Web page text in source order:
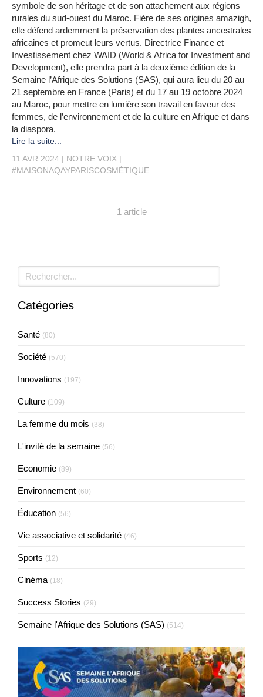
symbole de son héritage et de son attachement aux régions
rurales du sud-ouest du Maroc. Fière de ses origines amazigh,
elle défend ardemment la préservation des plantes ancestrales
africaines et promeut leurs vertus. Directrice Finance et
Investissement chez WAID (World & Africa for Investment and
Development), elle prendra part à la deuxième édition de la
Semaine l’Afrique des Solutions (SAS), qui aura lieu du 20 au
21 septembre en France (Paris) et du 17 au 19 octobre 2024
au Maroc, pour mettre en lumière son travail en faveur des
femmes, de l’environnement et de la culture en Afrique et dans
la diaspora.​​​​​​​
Lire la suite...
11 AVR 2024
NOTRE VOIX
#MAISONAQAYPARISCOSMÉTIQUE
1 article
Rechercher
Catégories
Santé (80)
Société (570)
Innovations (197)
Culture (109)
La femme du mois (38)
L'invité de la semaine (56)
Economie (89)
Environnement (60)
Éducation (56)
Vie associative et solidarité (46)
Sports (12)
Cinéma (18)
Success Stories (29)
Semaine l'Afrique des Solutions (SAS) (514)